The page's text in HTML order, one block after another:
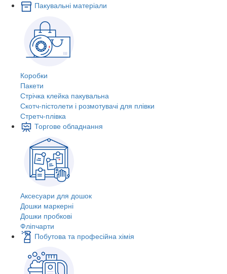
Пакувальні матеріали
Коробки
Пакети
Стрічка клейка пакувальна
Скотч-пістолети і розмотувачі для плівки
Стретч-плівка
Торгове обладнання
Аксесуари для дошок
Дошки маркерні
Дошки пробкові
Фліпчарти
Побутова та професійна хімія